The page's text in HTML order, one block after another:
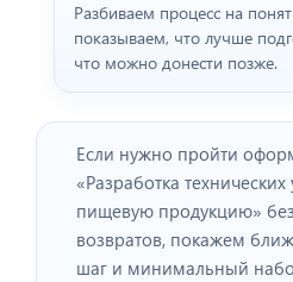
Разбиваем процесс на
показываем, что лучше
что можно донести позже.
Если нужно пройти
«Разработка
пищевую продукцию»
возвратов, покажем
шаг и минимальный